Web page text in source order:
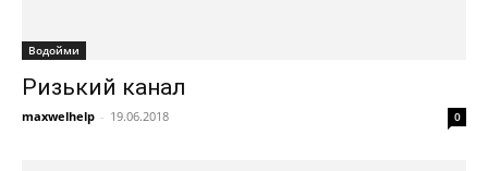
Водойми
Ризький канал
maxwelhelp - 19.06.2018 0